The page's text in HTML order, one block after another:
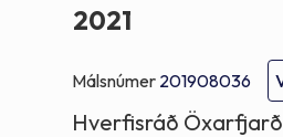
2021
Málsnúmer 201908036
Hverfisráð